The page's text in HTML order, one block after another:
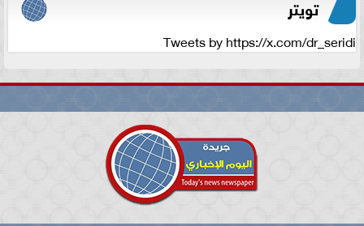
تويتر
Tweets by https://x.com/dr_seridi